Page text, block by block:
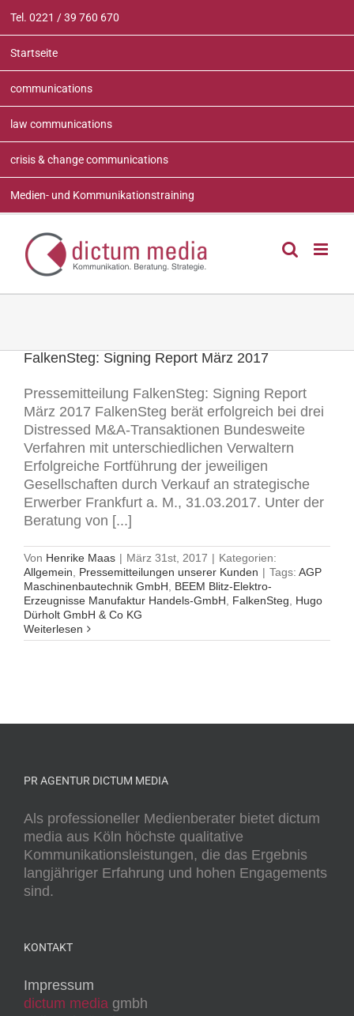
Inhalt
springen
Tel. 0221 / 39 760 670
Startseite
communications
law communications
crisis & change communications
Medien- und Kommunikationstraining
FalkenSteg: Signing Report März 2017
Pressemitteilung FalkenSteg: Signing Report
März 2017 FalkenSteg berät erfolgreich bei drei
Distressed M&A-Transaktionen Bundesweite
Verfahren mit unterschiedlichen Verwaltern
Erfolgreiche Fortführung der jeweiligen
Gesellschaften durch Verkauf an strategische
Erwerber Frankfurt a. M., 31.03.2017. Unter der
Beratung von [...]
Von Henrike Maas | März 31st, 2017 | Kategorien:
Allgemein
Pressemitteilungen unserer Kunden | Tags: AGP
Maschinenbautechnik GmbH
BEEM Blitz-Elektro-
Erzeugnisse Manufaktur Handels-GmbH
FalkenSteg
Hugo
Dürholt GmbH & Co KG
Weiterlesen
PR AGENTUR DICTUM MEDIA
Als professioneller Medienberater bietet dictum
media aus Köln höchste qualitative
Kommunikationsleistungen, die das Ergebnis
langjähriger Erfahrung und hohen Engagements
sind.
KONTAKT
Impressum
dictum media gmbh